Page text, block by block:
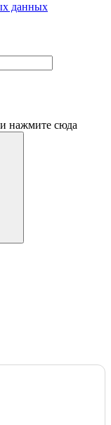
данных
нажмите сюда